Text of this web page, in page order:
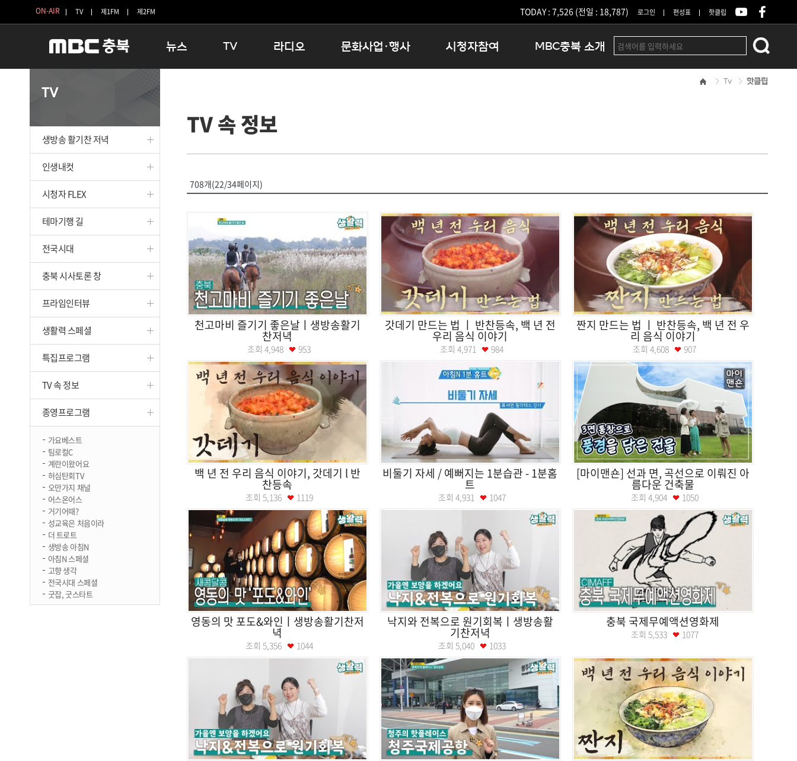
ON-AIR TV 제1FM 제2FM TODAY : 7,526 (전일 : 18,787) 로그인 편성표 핫클립
뉴스
보은
옥천
TV
인생내컷
테마기행 길
시청자 FLEX
특집프로그램
종영프로그램
라디오
16:00 완벽한 하루
우리 고향, 부탁해!
문화사업·행사
청원생명쌀 대청호마라톤
로컬 콘텐츠 Hub
문화행사 아카이빙
시청자참여 MBC충북 소개
결산공고
TV
생방송 활기찬 저녁
인생내컷
시청자 FLEX
테마기행 길
전국시대
충북 시사토론 창
프라임인터뷰
생활력 스페셜
특집프로그램
TV 속 정보
종영프로그램
가요베스트
팀로컬C
계란이왔어요
허심탄회TV
오만가지 채널
어스온어스
거기어때?
성교육은 처음이라
더 트로트
생방송 아침N
아침N 스페셜
고향 생각
전국시대 스페셜
굿잡, 굿스타트
Tv 핫클립
TV 속 정보
708개(22/34페이지)
천고마비 즐기기 좋은날ㅣ생방송활기
찬저녁
조회 4,948 953
갓데기 만드는 법 ㅣ 반찬등속, 백 년 전
우리 음식 이야기
조회 4,971 984
짠지 만드는 법 ㅣ 반찬등속, 백 년 전 우
리 음식 이야기
조회 4,608 907
백 년 전 우리 음식 이야기, 갓데기 l 반
찬등속
조회 5,136 1119
비둘기 자세 / 예뻐지는 1분습관 - 1분홈
트
조회 4,931 1047
[마이맨숀] 선과 면, 곡선으로 이뤄진 아
름다운 건축물
조회 4,904 1050
영동의 맛 포도&와인ㅣ생방송활기찬저
녁
조회 5,356 1044
낙지와 전복으로 원기회복ㅣ생방송활
기찬저녁
조회 5,040 1033
충북 국제무예액션영화제
조회 5,533 1077